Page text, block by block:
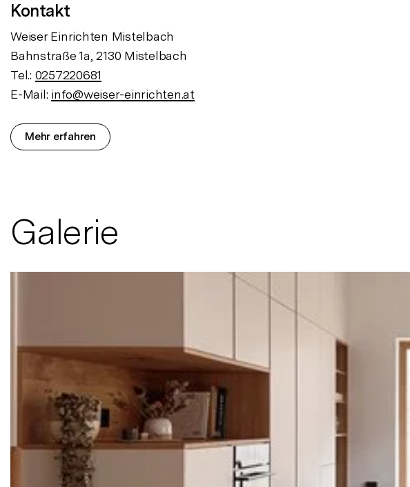
Kontakt
Weiser Einrichten Mistelbach
Bahnstraße 1a, 2130 Mistelbach
Tel.: 0257220681
E-Mail: info@weiser-einrichten.at
Mehr erfahren
Galerie